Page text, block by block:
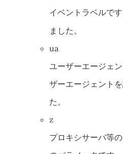
イベントラベルです
ました。
ua
ユーザーエージェ
ザーエージェント
た。
z
プロキシサーバ等